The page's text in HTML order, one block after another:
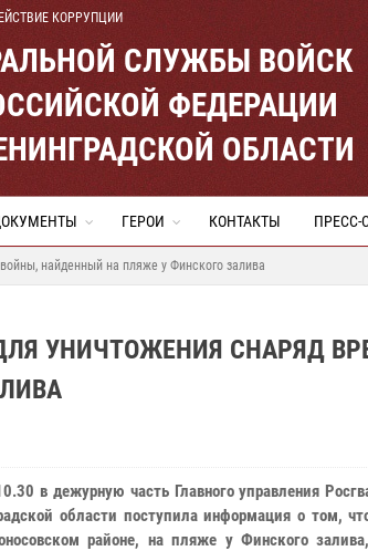
КОРРУПЦИИ
СЛУЖБЫ ВОЙСК
ФЕДЕРАЦИИ
ОБЛАСТИ
ГЕРОИ КОНТАКТЫ
найденный на пляже у Финского залива
УНИЧТОЖЕНИЯ СНАРЯД
в дежурную часть Главного управления
области поступила информация о том,
районе, на пляже у Финского